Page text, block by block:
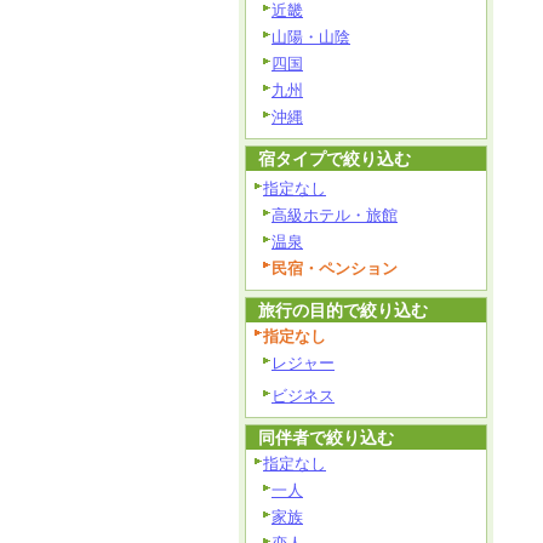
近畿
山陽・山陰
四国
九州
沖縄
宿タイプで絞り込む
指定なし
高級ホテル・旅館
温泉
民宿・ペンション
旅行の目的で絞り込む
指定なし
レジャー
ビジネス
同伴者で絞り込む
指定なし
一人
家族